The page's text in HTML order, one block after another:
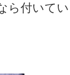
ら付いて